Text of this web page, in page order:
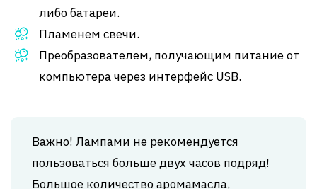
либо батареи.
Пламенем свечи.
Преобразователем, получающим питание от
компьютера через интерфейс USB.
Важно! Лампами не рекомендуется
пользоваться больше двух часов подряд!
Большое количество аромамасла,